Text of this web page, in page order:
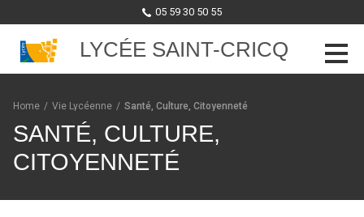
05 59 30 50 55
LYCÉE SAINT-CRICQ
Skip to content
Home / Vie Lycéenne / Santé, Culture, Citoyenneté
SANTÉ, CULTURE,
CITOYENNETÉ